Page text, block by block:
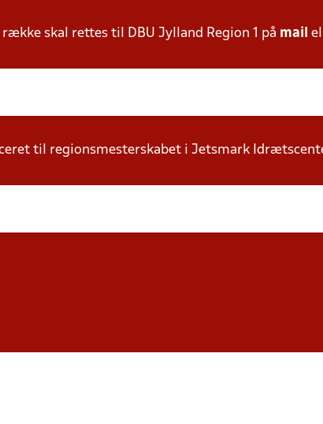
skal rettes til DBU Jylland Region 1 på mail
til regionsmesterskabet i Jetsmark